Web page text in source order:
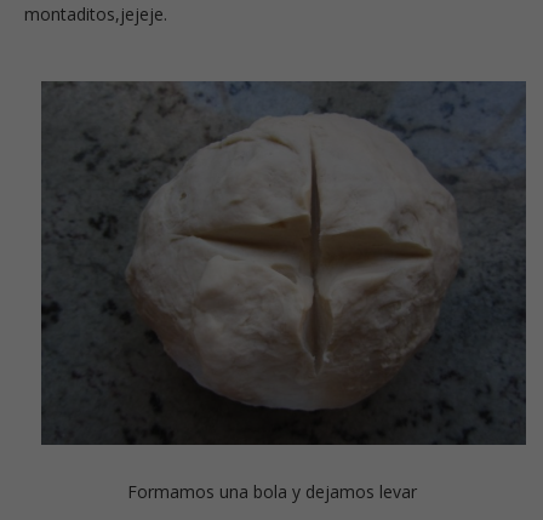
montaditos,jejeje.
Formamos una bola y dejamos levar